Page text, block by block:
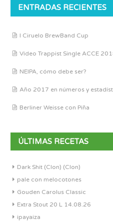
ENTRADAS RECIENTES
I Ciruelo BrewBand Cup
Vídeo Trappist Single ACCE
NEIPA, cómo debe ser?
Año 2017 en números y
Berliner Weisse con Piña
ÚLTIMAS RECETAS
Dark Shit (Clon) (Clon)
pale con melocotones
Gouden Carolus Classic
Extra Stout 20 L 14.08.26
ipayaiza